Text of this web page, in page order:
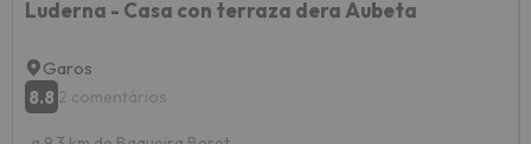
Luderna - Casa con terraza dera Aubeta
Garos
8.8 2 comentários